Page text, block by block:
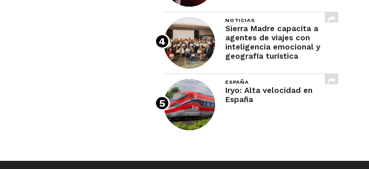
NOTICIAS
Sierra Madre capacita a
agentes de viajes con
inteligencia emocional y
geografía turística
ESPAÑA
Iryo: Alta velocidad en
España